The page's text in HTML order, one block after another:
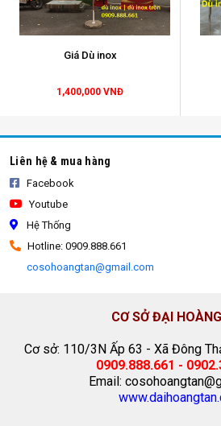
dù inox
Giá Dù inox
1,400,000 VNĐ
Liên hệ & mua hàng
Facebook
Youtube
Hệ Thống
Hotline: 0909.888.661
cosohoangtan@gmail.com
CƠ SỞ ĐẠI
Cơ sở: 110/3N Ấp 63 - Xã Đông
0909.888.661 -
Email: